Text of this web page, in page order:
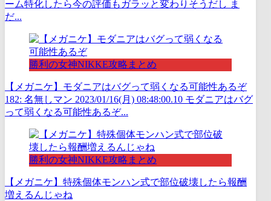
ーム特化したら今の評価もガラッと変わりそうだし ま
だ...
勝利の女神NIKKE攻略まとめ
【メガニケ】モダニアはバグって弱くなる可能性あるぞ
182: 名無しマン 2023/01/16(月) 08:48:00.10 モダニアはバグ
って弱くなる可能性あるぞ...
勝利の女神NIKKE攻略まとめ
【メガニケ】特殊個体モンハン式で部位破壊したら報酬
増えるんじゃね